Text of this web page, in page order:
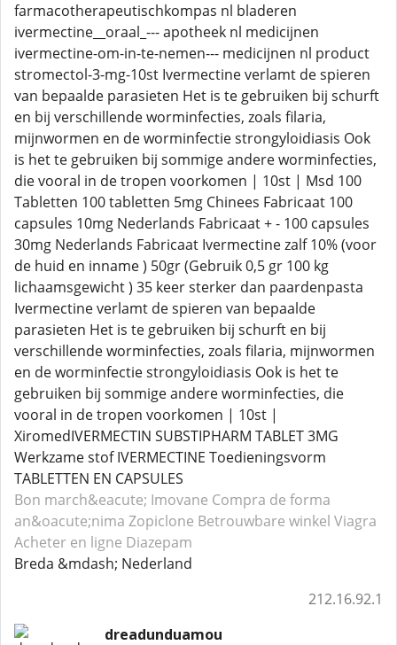
farmacotherapeutischkompas nl bladeren
ivermectine__oraal_--- apotheek nl medicijnen
ivermectine-om-in-te-nemen--- medicijnen nl product
stromectol-3-mg-10st Ivermectine verlamt de spieren
van bepaalde parasieten Het is te gebruiken bij schurft
en bij verschillende worminfecties, zoals filaria,
mijnwormen en de worminfectie strongyloidiasis Ook
is het te gebruiken bij sommige andere worminfecties,
die vooral in de tropen voorkomen | 10st | Msd 100
Tabletten 100 tabletten 5mg Chinees Fabricaat 100
capsules 10mg Nederlands Fabricaat + - 100 capsules
30mg Nederlands Fabricaat Ivermectine zalf 10% (voor
de huid en inname ) 50gr (Gebruik 0,5 gr 100 kg
lichaamsgewicht ) 35 keer sterker dan paardenpasta
Ivermectine verlamt de spieren van bepaalde
parasieten Het is te gebruiken bij schurft en bij
verschillende worminfecties, zoals filaria, mijnwormen
en de worminfectie strongyloidiasis Ook is het te
gebruiken bij sommige andere worminfecties, die
vooral in de tropen voorkomen | 10st |
XiromedIVERMECTIN SUBSTIPHARM TABLET 3MG
Werkzame stof IVERMECTINE Toedieningsvorm
TABLETTEN EN CAPSULES
Bon march&eacute; Imovane Compra de forma
an&oacute;nima Zopiclone Betrouwbare winkel Viagra
Acheter en ligne Diazepam
Breda &mdash; Nederland
212.16.92.1
dreadunduamou